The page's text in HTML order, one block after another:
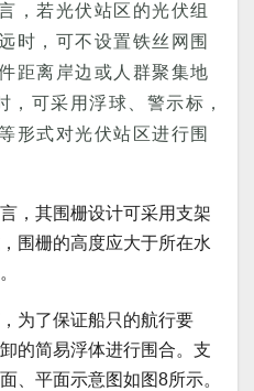
，若光伏站区的光伏组
时，可不设置铁丝网围
距离岸边或人群聚集地
，可采用浮球、警示标，
形式对光伏站区进行围
，其围栅设计可采用支架
围栅的高度应大于所在水
为了保证船只的航行要
的简易浮体进行围合。支
、平面示意图如图8所示。